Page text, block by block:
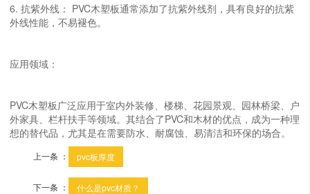
6. 抗紫外线： PVC木塑板通常添加了抗紫外线剂，具有良好的抗紫
外线性能，不易褪色。
应用领域：
PVC木塑板广泛应用于室内外装修、楼梯、花园景观、园林桥梁、户
外家具、栏杆扶手等领域。其结合了PVC和木材的优点，成为一种理
想的替代品，尤其是在需要防水、耐腐蚀、易清洁和环保的场合。
上一条 ： pvc板厚度
下一条 ： 什么是pvc材质？